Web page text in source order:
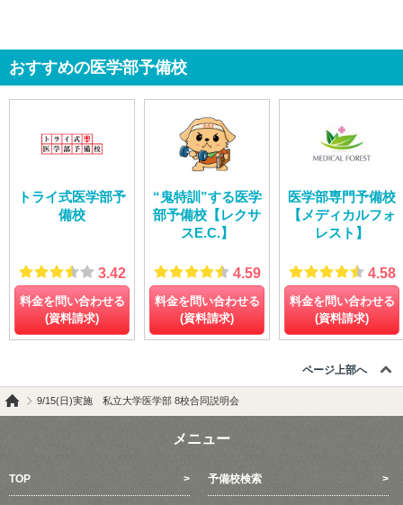
おすすめの医学部予備校
トライ式医学部予
備校
3.42
料金を問い合わせる
(資料請求)
“鬼特訓”する医学
部予備校【レクサ
スE.C.】
4.59
料金を問い合わせる
(資料請求)
医学部専門予備校
【メディカルフォ
レスト】
4.58
料金を問い合わせる
(資料請求)
ページ上部へ
9/15(日)実施 私立大学医学部 8校合同説明会
メニュー
TOP 予備校検索